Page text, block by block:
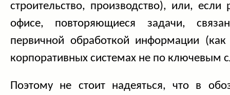
строительство, производство), или,
офисе, повторяющиеся задачи,
первичной обработкой информации
корпоративных системах не по ключевым
Поэтому не стоит надеяться, что в